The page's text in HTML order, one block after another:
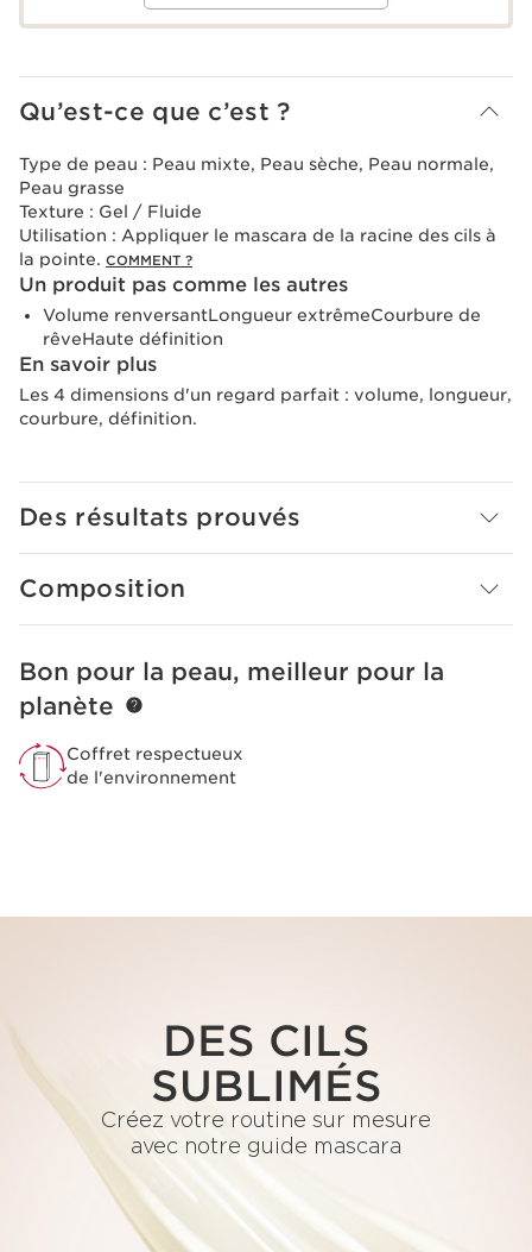
Qu’est-ce que c’est ?
Type de peau : Peau mixte, Peau sèche, Peau normale,
Peau grasse
Texture : Gel / Fluide
Utilisation : Appliquer le mascara de la racine des cils à
la pointe. COMMENT ?
Un produit pas comme les autres
Volume renversantLongueur extrêmeCourbure de
rêveHaute définition
En savoir plus
Les 4 dimensions d'un regard parfait : volume, longueur,
courbure, définition.
Des résultats prouvés
Composition
ALLER AU CONTENU
Bon pour la peau, meilleur pour la
planète
Coffret respectueux
de l'environnement
DES CILS
SUBLIMÉS
Créez votre routine sur mesure
avec notre guide mascara